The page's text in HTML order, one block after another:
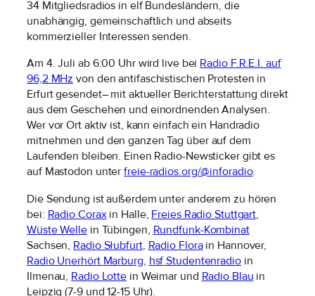
34 Mitgliedsradios in elf Bundesländern, die
unabhängig, gemeinschaftlich und abseits
kommerzieller Interessen senden.
Am 4. Juli ab 6:00 Uhr wird live bei Radio F.R.E.I. auf
96,2 MHz von den antifaschistischen Protesten in
Erfurt gesendet– mit aktueller Berichterstattung direkt
aus dem Geschehen und einordnenden Analysen.
Wer vor Ort aktiv ist, kann einfach ein Handradio
mitnehmen und den ganzen Tag über auf dem
Laufenden bleiben. Einen Radio-Newsticker gibt es
auf Mastodon unterfreie-radios.org/@inforadio.
Die Sendung ist außerdem unter anderem zu hören
bei: Radio Coraxin Halle, Freies Radio Stuttgart,
Wüste Wellein Tübingen, Rundfunk-Kombinat
Sachsen, Radio Słubfurt, Radio Florain Hannover,
Radio Unerhört Marburg, hsf Studentenradioin
Ilmenau, Radio Lotte in Weimar und Radio Blau in
Leipzig (7-9 und 12-15 Uhr).